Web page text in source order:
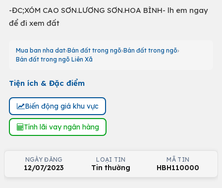
-ĐC;XÓM CAO SƠN.LƯƠNG SƠN.HOA BÌNH- lh em ngay
để đi xem đất
Mua ban nha dat Bán đất trong ngõ Bán đất trong ngõ
Bán đất trong ngõ Liên Xã
Tiện ích & Đặc điểm
Biến động giá khu vực
Tính lãi vay ngân hàng
NGÀY ĐĂNG
12/07/2023
LOẠI TIN
Tin thường
MÃ TIN
HBH110000